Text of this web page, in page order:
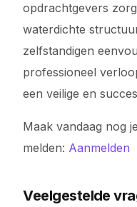
opdrachtgevers
waterdichte
zelfstandigen
professioneel
een veilige en
Maak vandaag nog
melden: Aanmelden
Veelgestelde